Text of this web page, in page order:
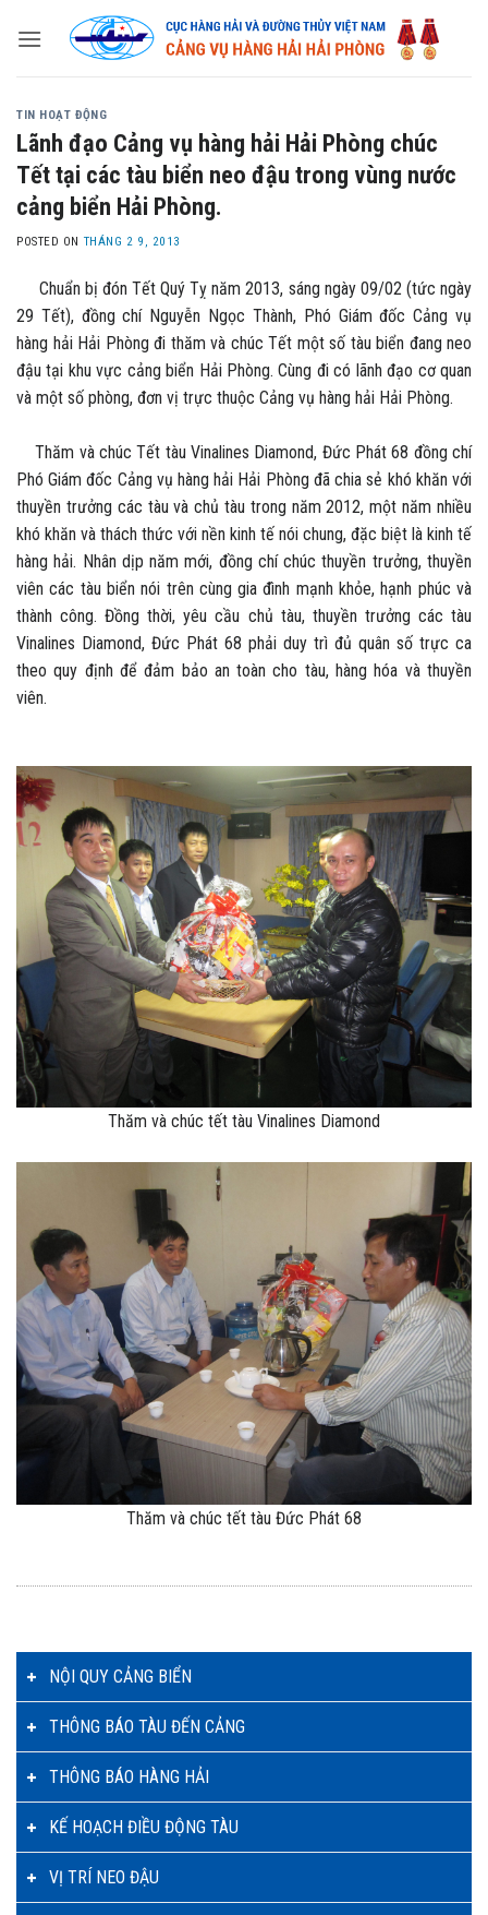
NỘI QUY CẢNG BIỂN
THÔNG BÁO TÀU ĐẾN CẢNG
THÔNG BÁO HÀNG HẢI
KẾ HOẠCH ĐIỀU ĐỘNG TÀU
VỊ TRÍ NEO ĐẬU
TIN HOẠT ĐỘNG
Lãnh đạo Cảng vụ hàng hải Hải Phòng chúc
Tết tại các tàu biển neo đậu trong vùng nước
cảng biển Hải Phòng.
POSTED ON THÁNG 2 9, 2013
Chuẩn bị đón Tết Quý Tỵ năm 2013, sáng ngày 09/02 (tức ngày
29 Tết), đồng chí Nguyễn Ngọc Thành, Phó Giám đốc Cảng vụ
hàng hải Hải Phòng đi thăm và chúc Tết một số tàu biển đang neo
đậu tại khu vực cảng biển Hải Phòng. Cùng đi có lãnh đạo cơ quan
và một số phòng, đơn vị trực thuộc Cảng vụ hàng hải Hải Phòng.
Thăm và chúc Tết tàu Vinalines Diamond, Đức Phát 68 đồng chí
Phó Giám đốc Cảng vụ hàng hải Hải Phòng đã chia sẻ khó khăn với
thuyền trưởng các tàu và chủ tàu trong năm 2012, một năm nhiều
khó khăn và thách thức với nền kinh tế nói chung, đặc biệt là kinh tế
hàng hải. Nhân dịp năm mới, đồng chí chúc thuyền trưởng, thuyền
viên các tàu biển nói trên cùng gia đình mạnh khỏe, hạnh phúc và
thành công. Đồng thời, yêu cầu chủ tàu, thuyền trưởng các tàu
Vinalines Diamond, Đức Phát 68 phải duy trì đủ quân số trực ca
theo quy định để đảm bảo an toàn cho tàu, hàng hóa và thuyền
viên.
Thăm và chúc tết tàu Vinalines Diamond
Thăm và chúc tết tàu Đức Phát 68